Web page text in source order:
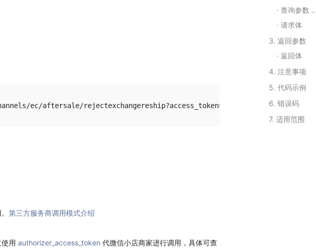
第三方服务商调用模式介绍
用 authorizer_access_token 代微信小店商家进行调用，具体可查
查询参数 Query String Parameters
请求体
3. 返回参数
返回体
4. 注意事项
5. 代码示例
6. 错误码
7. 适用范围